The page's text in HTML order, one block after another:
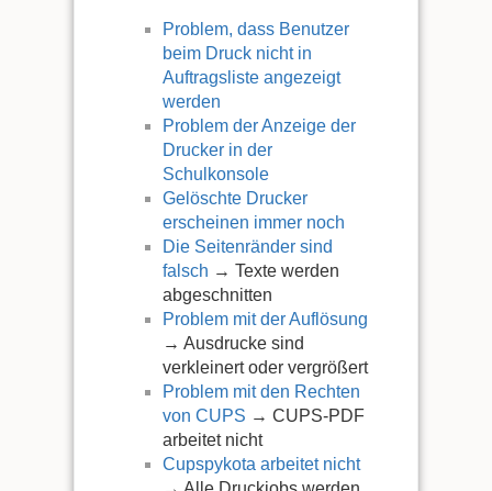
Problem, dass Benutzer
beim Druck nicht in
Auftragsliste angezeigt
werden
Problem der Anzeige der
Drucker in der
Schulkonsole
Gelöschte Drucker
erscheinen immer noch
Die Seitenränder sind
falsch → Texte werden
abgeschnitten
Problem mit der Auflösung
→ Ausdrucke sind
verkleinert oder vergrößert
Problem mit den Rechten
von CUPS → CUPS-PDF
arbeitet nicht
Cupspykota arbeitet nicht